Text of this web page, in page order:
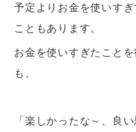
予定よりお金を使いす
こともあります。
お金を使いすぎたこと
も、
「楽しかったな～、良